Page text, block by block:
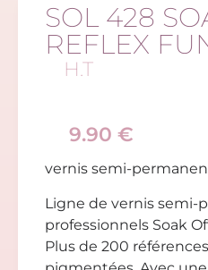
SOL 428
REFLEX
H.T
9.90 €
vernis semi-
Ligne de vernis semi-
professionnels Soak
Plus de 200